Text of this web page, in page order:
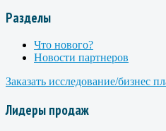
Разделы
Что нового?
Новости партнеров
Заказать исследование/бизнес
Лидеры продаж